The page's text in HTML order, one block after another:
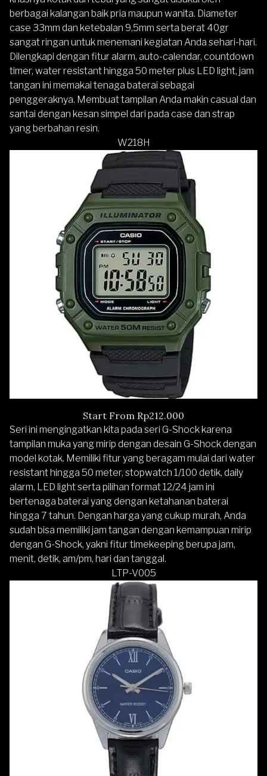
berbagai kalangan baik pria maupun wanita. Diameter
case 33mm dan ketebalan 9,5mm serta berat 40gr
sangat ringan untuk menemani kegiatan Anda sehari-hari.
Dilengkapi dengan fitur alarm, auto-calendar, countdown
timer, water resistant hingga 50 meter plus LED light, jam
tangan ini memakai tenaga baterai sebagai
penggeraknya. Membuat tampilan Anda makin casual dan
santai dengan kesan simpel dari pada case dan strap
yang berbahan resin.
W218H
Start From Rp212.000
Seri ini mengingatkan kita pada seri G-Shock karena
tampilan muka yang mirip dengan desain G-Shock dengan
model kotak. Memiliki fitur yang beragam mulai dari water
resistant hingga 50 meter, stopwatch 1/100 detik, daily
alarm, LED light serta pilihan format 12/24 jam ini
bertenaga baterai yang dengan ketahanan baterai
hingga 7 tahun. Dengan harga yang cukup murah, Anda
sudah bisa memiliki jam tangan dengan kemampuan mirip
dengan G-Shock, yakni fitur timekeeping berupa jam,
menit, detik, am/pm, hari dan tanggal.
LTP-V005